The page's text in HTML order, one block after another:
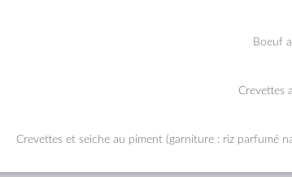
Boeuf
Crevettes
Crevettes et seiche au piment (garniture : riz parfumé